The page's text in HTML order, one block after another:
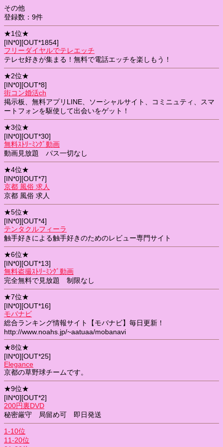
その他
登録数：9件
★1位★
[IN*0][OUT*1854]
フリーダイヤルでテレエッチ
テレセ好きが集まる！無料で電話エッチを楽しもう！
★2位★
[IN*0][OUT*8]
街コン婚活ch
掲示板、無料アプリLINE、ソーシャルサイト、コミニュティ、スマ
ートフォンを駆使して出会いをゲット！
★3位★
[IN*0][OUT*30]
無料ｽﾄﾘｰﾐﾝｸﾞ動画
動画見放題 パス一切なし
★4位★
[IN*0][OUT*7]
京都 風俗 求人
京都 風俗 求人
★5位★
[IN*0][OUT*4]
テンタクルフィーラ
触手好きによる触手好きのためのレビュー専門サイト
★6位★
[IN*0][OUT*13]
無料盗撮ｽﾄﾘｰﾐﾝｸﾞ動画
完全無料で見放題 制限なし
★7位★
[IN*0][OUT*16]
モバナビ
総合ランキング情報サイト【モバナビ】毎日更新！
http://www.noahs.jp/~aatuaa/mobanavi
★8位★
[IN*0][OUT*25]
Elegance
京都の草野球チームです。
★9位★
[IN*0][OUT*2]
200円裏DVD
秘密厳守 局留め可 即日発送
1-10位
11-20位